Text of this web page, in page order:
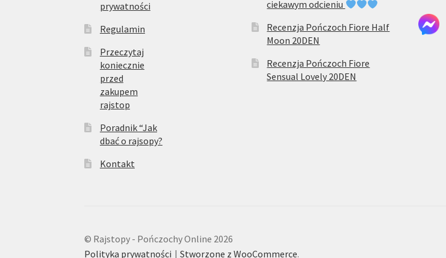
prywatności
Regulamin
Przeczytaj
koniecznie
przed
zakupem
rajstop
Poradnik “Jak
dbać o rajsopy?
Kontakt
ciekawym odcieniu
Recenzja Pończoch Fiore Half
Moon 20DEN
Recenzja Pończoch Fiore
Sensual Lovely 20DEN
© Rajstopy - Pończochy Online 2026
Polityka prywatności
Stworzone z WooCommerce.